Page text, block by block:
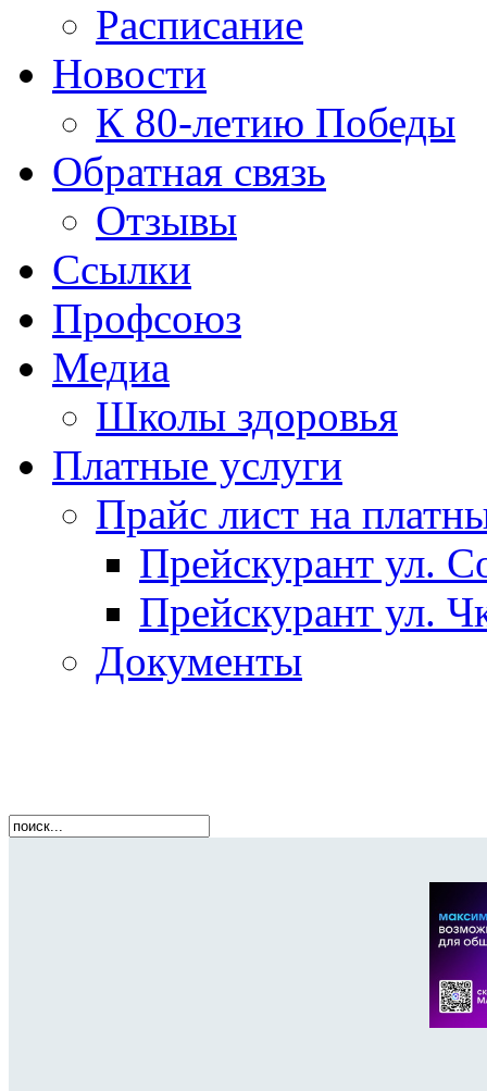
Расписание
Новости
К 80-летию Победы
Обратная связь
Отзывы
Ссылки
Профсоюз
Медиа
Школы здоровья
Платные услуги
Прайс лист на
Прейскурант ул.
Прейскурант ул.
Документы